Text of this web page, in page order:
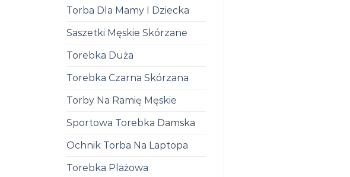
Torba Dla Mamy I Dziecka
Saszetki Męskie Skórzane
Torebka Duża
Torebka Czarna Skórzana
Torby Na Ramię Męskie
Sportowa Torebka Damska
Ochnik Torba Na Laptopa
Torebka Plażowa